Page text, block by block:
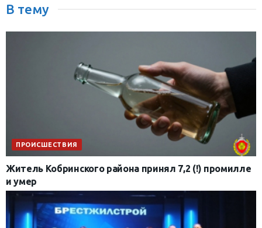
В тему
ПРОИСШЕСТВИЯ
Житель Кобринского района принял 7,2 (!) промилле
и умер